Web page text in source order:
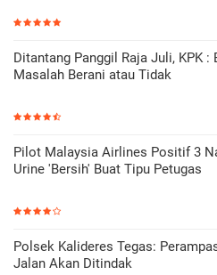
Ditantang Panggil Raja Juli, KPK :
Masalah Berani atau Tidak
Pilot Malaysia Airlines Positif 3
Urine 'Bersih' Buat Tipu Petugas
Polsek Kalideres Tegas:
Jalan Akan Ditindak